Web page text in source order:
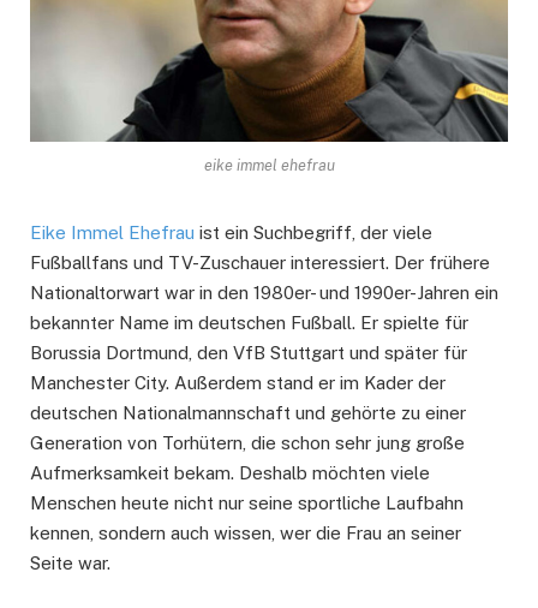
eike immel ehefrau
Eike Immel Ehefrau ist ein Suchbegriff, der viele
Fußballfans und TV-Zuschauer interessiert. Der frühere
Nationaltorwart war in den 1980er- und 1990er-Jahren ein
bekannter Name im deutschen Fußball. Er spielte für
Borussia Dortmund, den VfB Stuttgart und später für
Manchester City. Außerdem stand er im Kader der
deutschen Nationalmannschaft und gehörte zu einer
Generation von Torhütern, die schon sehr jung große
Aufmerksamkeit bekam. Deshalb möchten viele
Menschen heute nicht nur seine sportliche Laufbahn
kennen, sondern auch wissen, wer die Frau an seiner
Seite war.